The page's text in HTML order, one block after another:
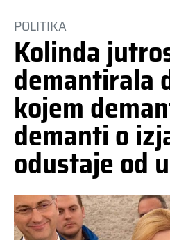
POLITIKA
Kolinda
demantirala
kojem
demanti o
odustaje od